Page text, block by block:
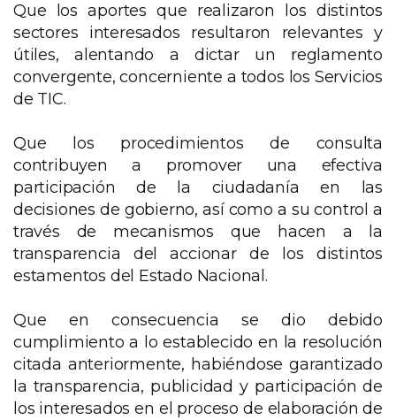
Que los aportes que realizaron los distintos
sectores interesados resultaron relevantes y
útiles, alentando a dictar un reglamento
convergente, concerniente a todos los Servicios
de TIC.
Que los procedimientos de consulta
contribuyen a promover una efectiva
participación de la ciudadanía en las
decisiones de gobierno, así como a su control a
través de mecanismos que hacen a la
transparencia del accionar de los distintos
estamentos del Estado Nacional.
Que en consecuencia se dio debido
cumplimiento a lo establecido en la resolución
citada anteriormente, habiéndose garantizado
la transparencia, publicidad y participación de
los interesados en el proceso de elaboración de